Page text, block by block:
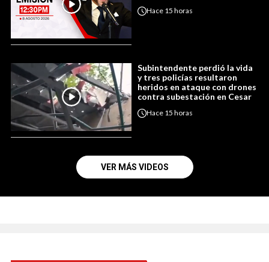
Hace 15 horas
Subintendente perdió la vida
y tres policías resultaron
heridos en ataque con drones
contra subestación en Cesar
Hace 15 horas
VER MÁS VIDEOS